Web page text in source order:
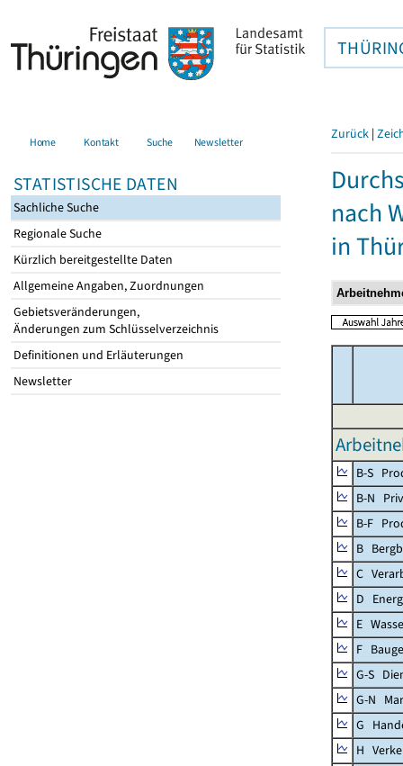
Home Kontakt Suche Newsletter
STATISTISCHE DATEN
Sachliche Suche
Regionale Suche
Kürzlich bereitgestellte Daten
Allgemeine Angaben, Zuordnungen
Gebietsveränderungen,
Änderungen zum Schlüsselverzeichnis
Definitionen und Erläuterungen
Newsletter
Zurück |
nach
in
B-S
B-N
B-F
B
C
D
E
F
G-S
G-N
G
H